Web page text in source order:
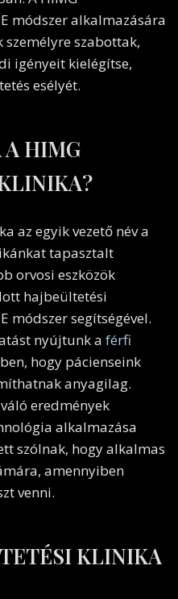
módszer alkalmazására
személyre szabottak,
igényeit kielégítse,
esélyét.
A HIMG
az egyik vezető név a
tapasztalt
orvosi eszközök
hajbeültetési
módszer segítségével.
nyújtunk a férfi
hogy pácienseink
anyagilag.
eredmények
alkalmazása
szólnak, hogy alkalmas
amennyiben
venni.
KLINIKA